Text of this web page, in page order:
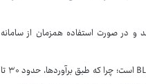
در صورت استفاده همزمان از سامانه
یکی دیگر از طرح‌های مهم در قالب ۱۴ مگاپروژه، تعویض موتور کولرهای قدیمی با موتورهای کم‌مصرف BLDC است؛ چرا که طبق برآوردها، حدود ۳۰ تا